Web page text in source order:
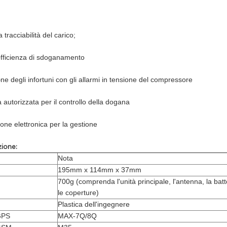
tracciabilità del carico;
di sdoganamento
degli infortuni con gli allarmi in tensione del compressore
per il controllo della dogana
elettronica per la gestione
Nota
195mm x 114mm x 37mm
700g (comprenda l'unità principale, l'antenna, la
le coperture)
Plastica dell'ingegnere
MAX-7Q/8Q